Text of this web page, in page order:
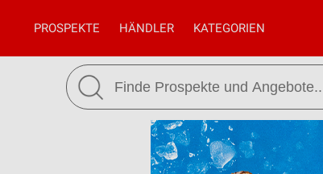
PROSPEKTE HÄNDLER KATEGORIEN